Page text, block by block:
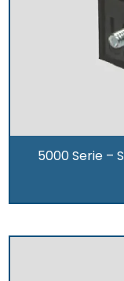
5000 Serie –